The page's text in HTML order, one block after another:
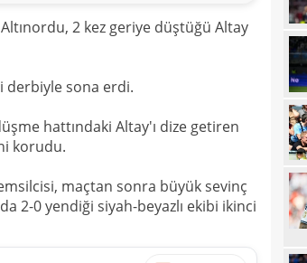
2 kez geriye düştüğü Altay
derbiyle sona erdi.
hattındaki Altay'ı dize getiren
korudu.
maçtan sonra büyük sevinç
2-0 yendiği siyah-beyazlı ekibi ikinci